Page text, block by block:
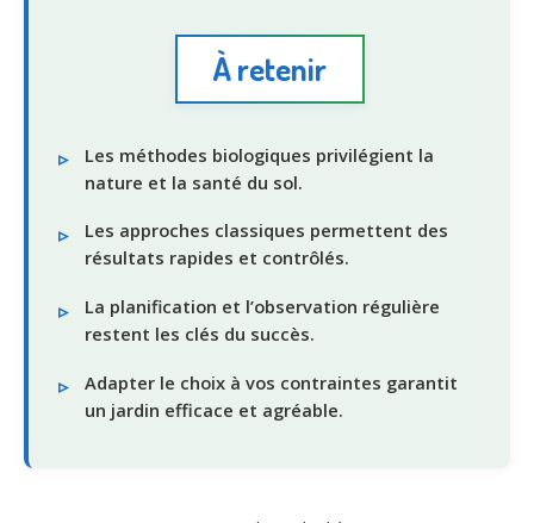
À retenir
Les méthodes biologiques privilégient la
nature et la santé du sol.
Les approches classiques permettent des
résultats rapides et contrôlés.
La planification et l’observation régulière
restent les clés du succès.
Adapter le choix à vos contraintes garantit
un jardin efficace et agréable.